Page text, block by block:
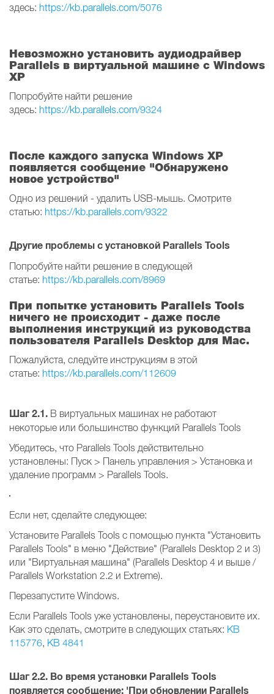
здесь: https://kb.parallels.com/5076
Невозможно установить аудиодрайвер
Parallels в виртуальной машине с Windows
XP
Попробуйте найти решение
здесь: https://kb.parallels.com/9324
После каждого запуска Windows XP
появляется сообщение "Обнаружено
новое устройство"
Одно из решений - удалить USB-мышь. Смотрите
статью: https://kb.parallels.com/9322
Другие проблемы с установкой Parallels Tools
Попробуйте найти решение в следующей
статье: https://kb.parallels.com/8969
При попытке установить Parallels Tools
ничего не происходит - даже после
выполнения инструкций из руководства
пользователя Parallels Desktop для Mac.
Пожалуйста, следуйте инструкциям в этой
статье: https://kb.parallels.com/112609
Шаг 2.1. В виртуальных машинах не работают
некоторые или большинство функций Parallels Tools
Убедитесь, что Parallels Tools действительно
установлены: Пуск > Панель управления > Установка и
удаление программ > Parallels Tools.
Если нет, сделайте следующее:
Установите Parallels Tools с помощью пункта "Установить
Parallels Tools" в меню "Действие" (Parallels Desktop 2 и 3)
или "Виртуальная машина" (Parallels Desktop 4 и выше /
Parallels Workstation 2.2 и Extreme).
Перезапустите Windows.
Если Parallels Tools уже установлены, переустановите их.
Как это сделать, смотрите в следующих статьях: KB
115776, KB 4841
Шаг 2.2. Во время установки Parallels Tools
появляется сообщение: 'При обновлении Parallels